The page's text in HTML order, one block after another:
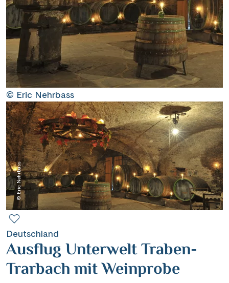
Informations
Contact
Mentions légales
Contact professionnel
Hotline +41 71 552 40 30CH|DE
© Eric Nehrbass
© Eric Nehrbass
Deutschland
Ausflug Unterwelt Traben-
Trarbach mit Weinprobe